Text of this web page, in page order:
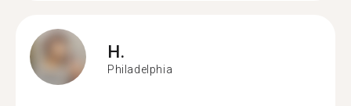
H.
Philadelphia